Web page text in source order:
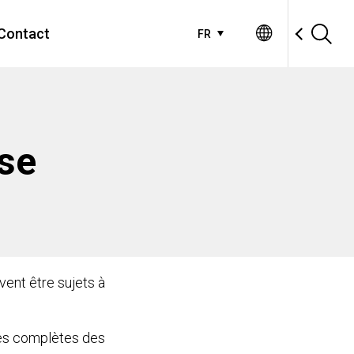
FR
être sujets à
complètes des